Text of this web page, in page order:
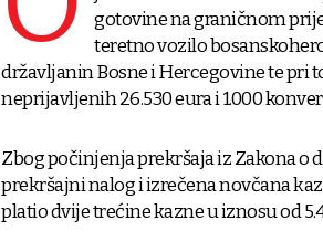
gotovine na graničnom
teretno vozilo
državljanin Bosne i Hercegovine te pri
neprijavljenih 26.530 eura i 1.000
Zbog počinjenja prekršaja iz Zakona o
prekršajni nalog i izrečena novčana
platio dvije trećine kazne u iznosu od